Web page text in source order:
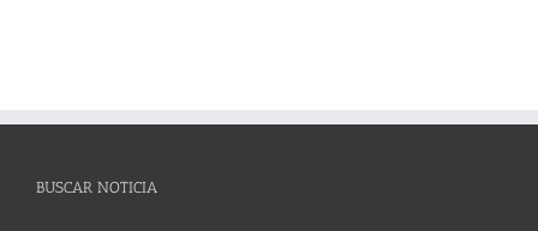
BUSCAR NOTICIA